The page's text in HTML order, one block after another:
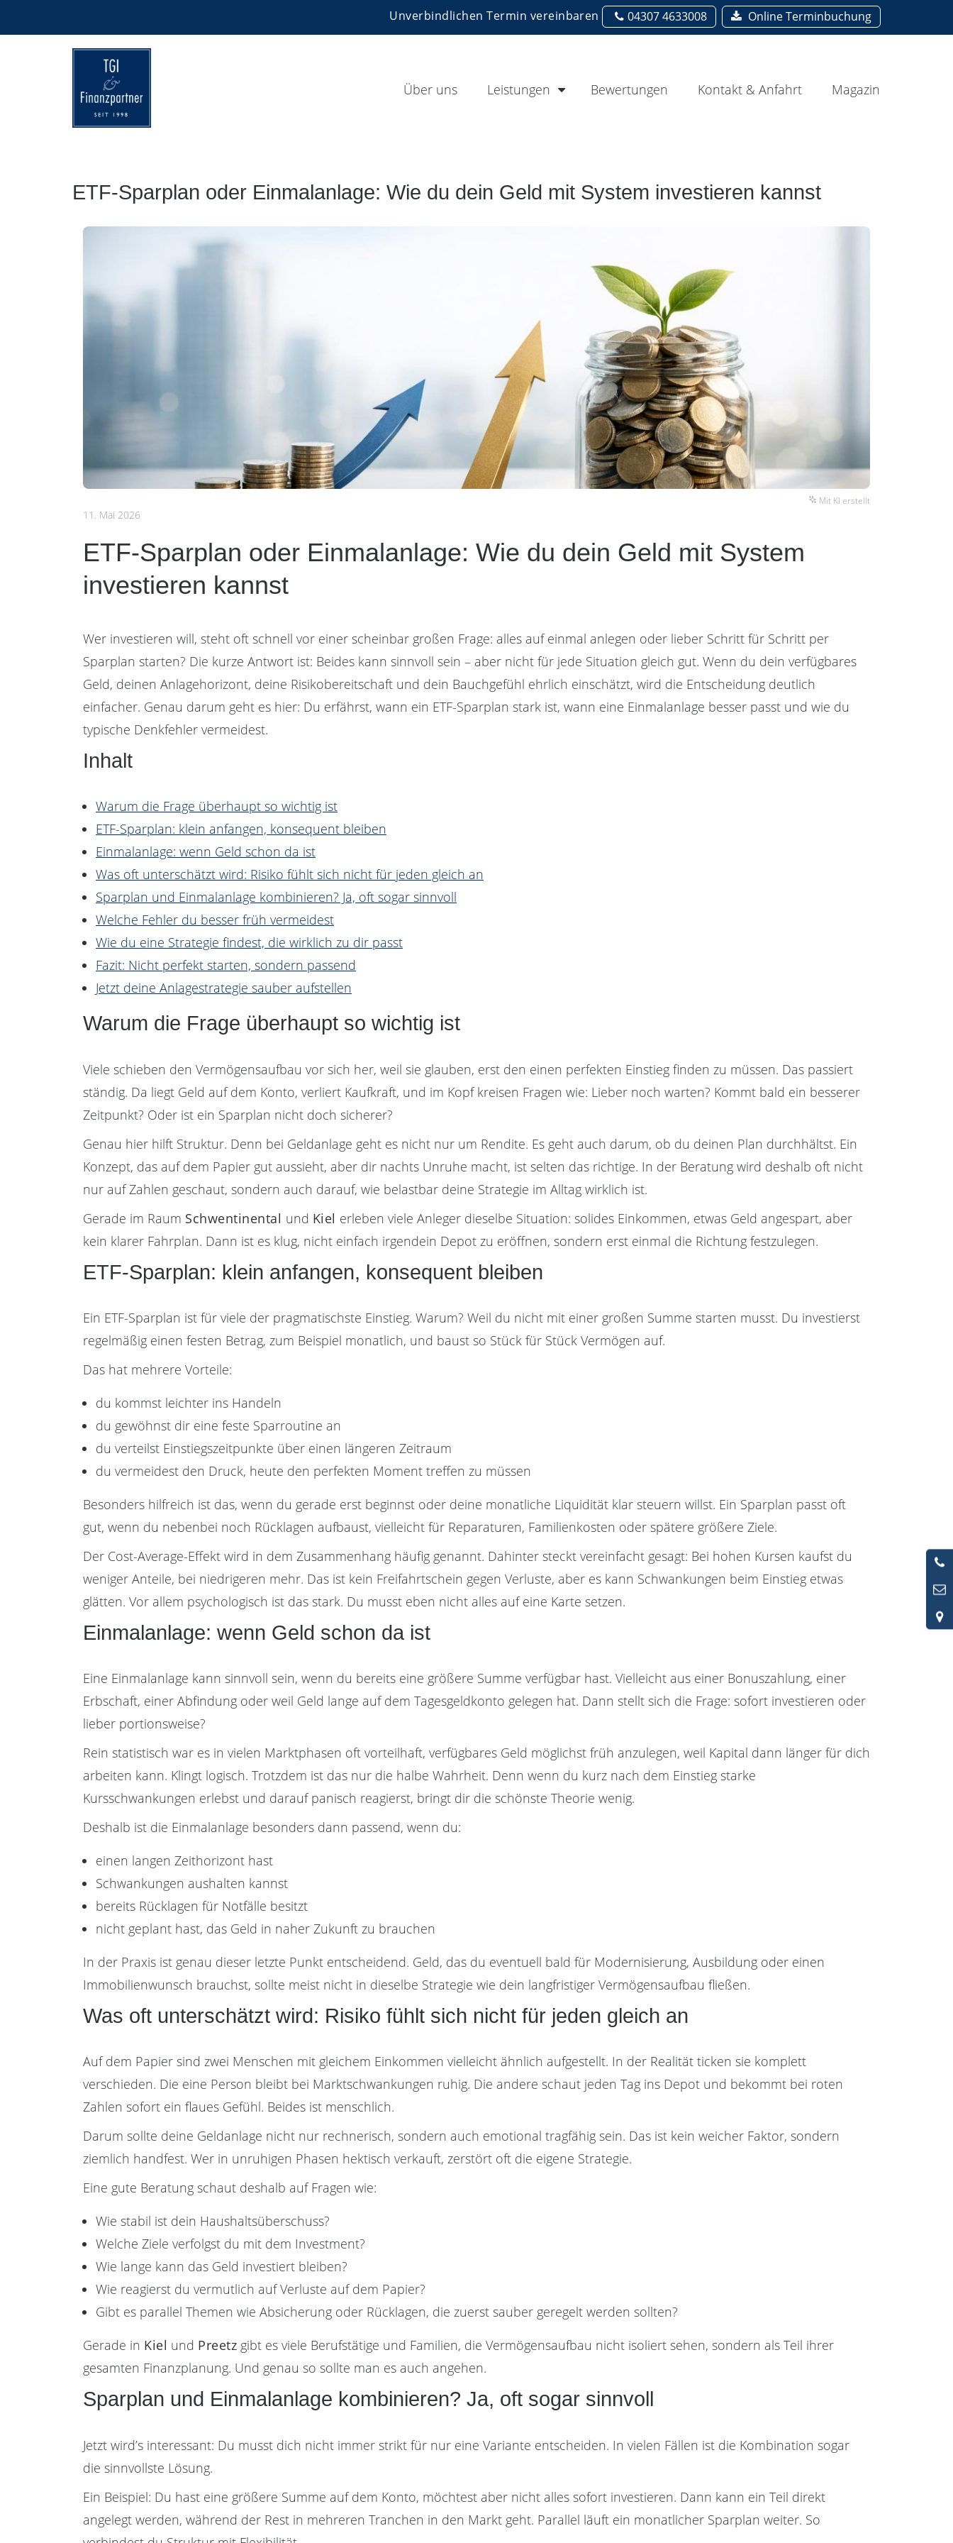
Unverbindlichen Termin vereinbaren 04307 4633008 Online Terminbuchung
&
KG
Über uns Leistungen Bewertungen Kontakt & Anfahrt Magazin
ETF-Sparplan oder Einmalanlage: Wie du dein Geld mit System investieren kannst
Mit KI erstellt
11. Mai 2026
ETF-Sparplan oder Einmalanlage: Wie du dein Geld mit System
investieren kannst
Wer investieren will, steht oft schnell vor einer scheinbar großen Frage: alles auf einmal anlegen oder lieber Schritt für Schritt per
Sparplan starten? Die kurze Antwort ist: Beides kann sinnvoll sein – aber nicht für jede Situation gleich gut. Wenn du dein verfügbares
Geld, deinen Anlagehorizont, deine Risikobereitschaft und dein Bauchgefühl ehrlich einschätzt, wird die Entscheidung deutlich
einfacher. Genau darum geht es hier: Du erfährst, wann ein ETF-Sparplan stark ist, wann eine Einmalanlage besser passt und wie du
typische Denkfehler vermeidest.
Inhalt
Warum die Frage überhaupt so wichtig ist
ETF-Sparplan: klein anfangen, konsequent bleiben
Einmalanlage: wenn Geld schon da ist
Was oft unterschätzt wird: Risiko fühlt sich nicht für jeden gleich an
Sparplan und Einmalanlage kombinieren? Ja, oft sogar sinnvoll
Welche Fehler du besser früh vermeidest
Wie du eine Strategie findest, die wirklich zu dir passt
Fazit: Nicht perfekt starten, sondern passend
Jetzt deine Anlagestrategie sauber aufstellen
Warum die Frage überhaupt so wichtig ist
Viele schieben den Vermögensaufbau vor sich her, weil sie glauben, erst den einen perfekten Einstieg finden zu müssen. Das passiert
ständig. Da liegt Geld auf dem Konto, verliert Kaufkraft, und im Kopf kreisen Fragen wie: Lieber noch warten? Kommt bald ein besserer
Zeitpunkt? Oder ist ein Sparplan nicht doch sicherer?
Genau hier hilft Struktur. Denn bei Geldanlage geht es nicht nur um Rendite. Es geht auch darum, ob du deinen Plan durchhältst. Ein
Konzept, das auf dem Papier gut aussieht, aber dir nachts Unruhe macht, ist selten das richtige. In der Beratung wird deshalb oft nicht
nur auf Zahlen geschaut, sondern auch darauf, wie belastbar deine Strategie im Alltag wirklich ist.
Gerade im Raum Schwentinental und Kiel erleben viele Anleger dieselbe Situation: solides Einkommen, etwas Geld angespart, aber
kein klarer Fahrplan. Dann ist es klug, nicht einfach irgendein Depot zu eröffnen, sondern erst einmal die Richtung festzulegen.
ETF-Sparplan: klein anfangen, konsequent bleiben
Ein ETF-Sparplan ist für viele der pragmatischste Einstieg. Warum? Weil du nicht mit einer großen Summe starten musst. Du investierst
regelmäßig einen festen Betrag, zum Beispiel monatlich, und baust so Stück für Stück Vermögen auf.
Das hat mehrere Vorteile:
du kommst leichter ins Handeln
du gewöhnst dir eine feste Sparroutine an
du verteilst Einstiegszeitpunkte über einen längeren Zeitraum
du vermeidest den Druck, heute den perfekten Moment treffen zu müssen
Besonders hilfreich ist das, wenn du gerade erst beginnst oder deine monatliche Liquidität klar steuern willst. Ein Sparplan passt oft
gut, wenn du nebenbei noch Rücklagen aufbaust, vielleicht für Reparaturen, Familienkosten oder spätere größere Ziele.
Der Cost-Average-Effekt wird in dem Zusammenhang häufig genannt. Dahinter steckt vereinfacht gesagt: Bei hohen Kursen kaufst du
weniger Anteile, bei niedrigeren mehr. Das ist kein Freifahrtschein gegen Verluste, aber es kann Schwankungen beim Einstieg etwas
glätten. Vor allem psychologisch ist das stark. Du musst eben nicht alles auf eine Karte setzen.
Einmalanlage: wenn Geld schon da ist
Eine Einmalanlage kann sinnvoll sein, wenn du bereits eine größere Summe verfügbar hast. Vielleicht aus einer Bonuszahlung, einer
Erbschaft, einer Abfindung oder weil Geld lange auf dem Tagesgeldkonto gelegen hat. Dann stellt sich die Frage: sofort investieren oder
lieber portionsweise?
Rein statistisch war es in vielen Marktphasen oft vorteilhaft, verfügbares Geld möglichst früh anzulegen, weil Kapital dann länger für dich
arbeiten kann. Klingt logisch. Trotzdem ist das nur die halbe Wahrheit. Denn wenn du kurz nach dem Einstieg starke
Kursschwankungen erlebst und darauf panisch reagierst, bringt dir die schönste Theorie wenig.
Deshalb ist die Einmalanlage besonders dann passend, wenn du:
einen langen Zeithorizont hast
Schwankungen aushalten kannst
bereits Rücklagen für Notfälle besitzt
nicht geplant hast, das Geld in naher Zukunft zu brauchen
In der Praxis ist genau dieser letzte Punkt entscheidend. Geld, das du eventuell bald für Modernisierung, Ausbildung oder einen
Immobilienwunsch brauchst, sollte meist nicht in dieselbe Strategie wie dein langfristiger Vermögensaufbau fließen.
Was oft unterschätzt wird: Risiko fühlt sich nicht für jeden gleich an
Auf dem Papier sind zwei Menschen mit gleichem Einkommen vielleicht ähnlich aufgestellt. In der Realität ticken sie komplett
verschieden. Die eine Person bleibt bei Marktschwankungen ruhig. Die andere schaut jeden Tag ins Depot und bekommt bei roten
Zahlen sofort ein flaues Gefühl. Beides ist menschlich.
Darum sollte deine Geldanlage nicht nur rechnerisch, sondern auch emotional tragfähig sein. Das ist kein weicher Faktor, sondern
ziemlich handfest. Wer in unruhigen Phasen hektisch verkauft, zerstört oft die eigene Strategie.
Eine gute Beratung schaut deshalb auf Fragen wie:
Wie stabil ist dein Haushaltsüberschuss?
Welche Ziele verfolgst du mit dem Investment?
Wie lange kann das Geld investiert bleiben?
Wie reagierst du vermutlich auf Verluste auf dem Papier?
Gibt es parallel Themen wie Absicherung oder Rücklagen, die zuerst sauber geregelt werden sollten?
Gerade in Kiel und Preetz gibt es viele Berufstätige und Familien, die Vermögensaufbau nicht isoliert sehen, sondern als Teil ihrer
gesamten Finanzplanung. Und genau so sollte man es auch angehen.
Sparplan und Einmalanlage kombinieren? Ja, oft sogar sinnvoll
Jetzt wird’s interessant: Du musst dich nicht immer strikt für nur eine Variante entscheiden. In vielen Fällen ist die Kombination sogar
die sinnvollste Lösung.
Ein Beispiel: Du hast eine größere Summe auf dem Konto, möchtest aber nicht alles sofort investieren. Dann kann ein Teil direkt
angelegt werden, während der Rest in mehreren Tranchen in den Markt geht. Parallel läuft ein monatlicher Sparplan weiter. So